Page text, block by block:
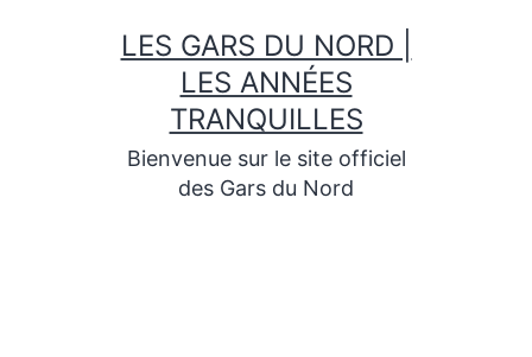
LES GARS DU NORD |
LES ANNÉES
TRANQUILLES
Bienvenue sur le site officiel
des Gars du Nord